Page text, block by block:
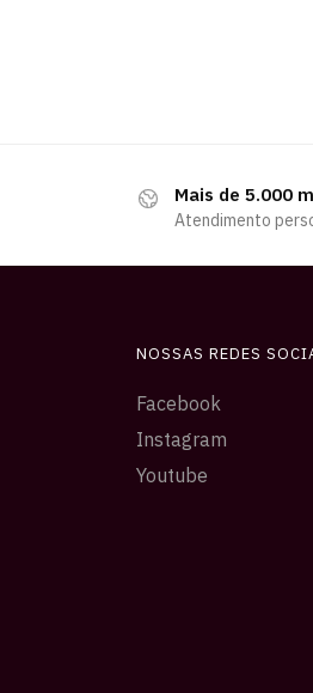
Mais de 5.000
Atendimento
NOSSAS REDES
Facebook
Instagram
Youtube